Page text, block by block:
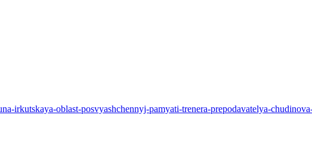
irkutskaya-oblast-posvyashchennyj-pamyati-trenera-prepodavatelya-